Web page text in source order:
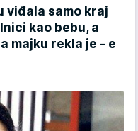
viđala samo kraj
kao bebu, a
majku rekla je - e